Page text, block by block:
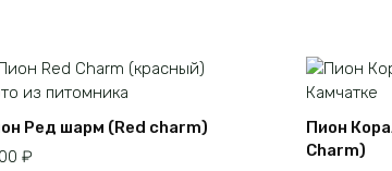
Ред шарм (Red charm)
₽
Пион
Charm)